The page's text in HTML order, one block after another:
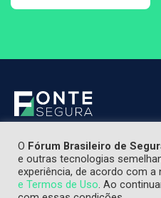
O Fórum Brasileiro de
e outras tecnologias
experiência, de acordo com a
e Termos de Uso. Ao